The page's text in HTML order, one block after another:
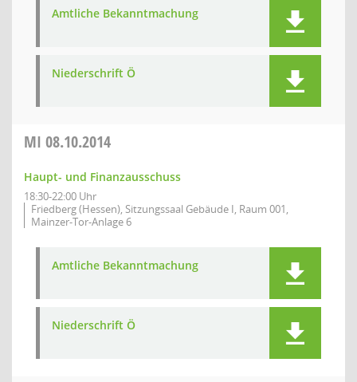
Amtliche Bekanntmachung
Niederschrift Ö
MI 08.10.2014
Haupt- und Finanzausschuss
18:30-22:00 Uhr
Friedberg (Hessen), Sitzungssaal Gebäude I, Raum 001,
Mainzer-Tor-Anlage 6
Amtliche Bekanntmachung
Niederschrift Ö